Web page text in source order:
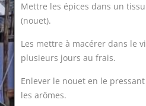
Mettre les épices dans un
(nouet).
Les mettre à macérer dans le
plusieurs jours au frais.
Enlever le nouet en le
les arômes.